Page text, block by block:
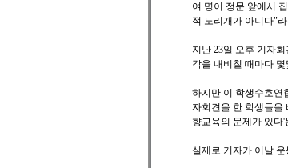
여 명이 정문 앞에서
적 노리개가 아니다"
지난 23일 오후 기자
각을 내비칠 때마다
하지만 이 학생수호연
자회견을 한 학생들을
향교육의 문제가 있다
실제로 기자가 이날